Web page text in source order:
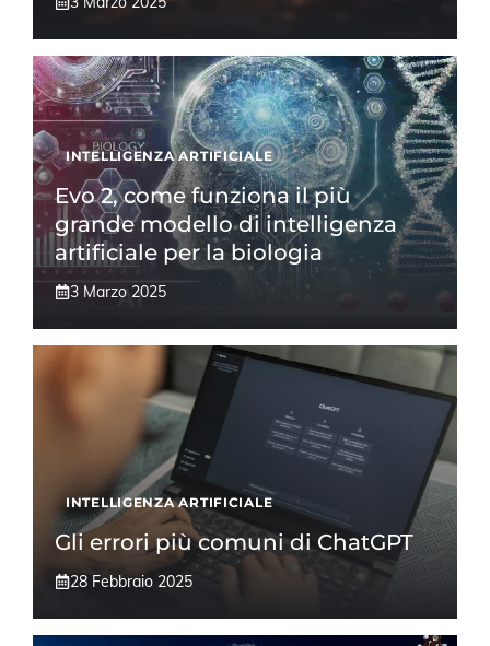
INTELLIGENZA ARTIFICIALE
Evo 2, come funziona il più
grande modello di intelligenza
artificiale per la biologia
3 Marzo 2025
INTELLIGENZA ARTIFICIALE
Gli errori più comuni di ChatGPT
28 Febbraio 2025